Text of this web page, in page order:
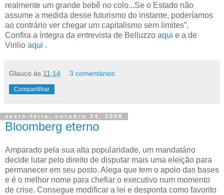
realmente um grande bebê no colo...Se o Estado não
assume a medida desse futurismo do instante, poderíamos
ao contrário ver chegar um capitalismo sem limites”.
Confira a íntegra da entrevista de Belluzzo aqui e a de
Virilio aqui .
Glauco às 11:14 3 comentários:
Compartilhar
sexta-feira, outubro 24, 2008
Bloomberg eterno
Amparado pela sua alta popularidade, um mandatário
decide lutar pelo direito de disputar mais uma eleição para
permanecer em seu posto. Alega que tem o apoio das bases
e é o melhor nome para chefiar o executivo num momento
de crise. Consegue modificar a lei e desponta como favorito